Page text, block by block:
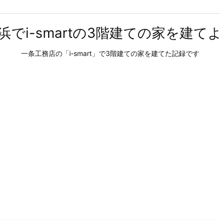
でi-smartの3階建ての家を建て
一条工務店の「i-smart」で3階建ての家を建てた記録です